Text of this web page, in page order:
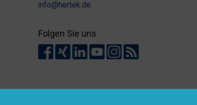
info@hertek.de
Folgen Sie uns